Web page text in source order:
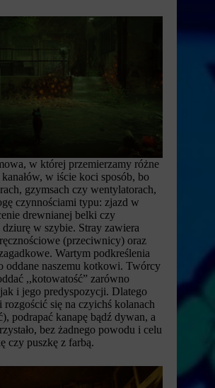
w której przemierzamy różne
w iście koci sposób, bo
gzymsach czy wentylatorach,
czynnościami typu: zjazd w
drewnianej belki czy
w szybie. Stray zawiera
(przeciwnicy) oraz
Wartym podkreślenia
oddane naszemu kotkowi. Twórcy
,,kotowatość” zarówno
i jego predyspozycji. Dlatego
się na czyichś kolanach
podrapać kanapę bądź dywan, a
bez żadnego powodu i celu
czy puszkę z farbą.